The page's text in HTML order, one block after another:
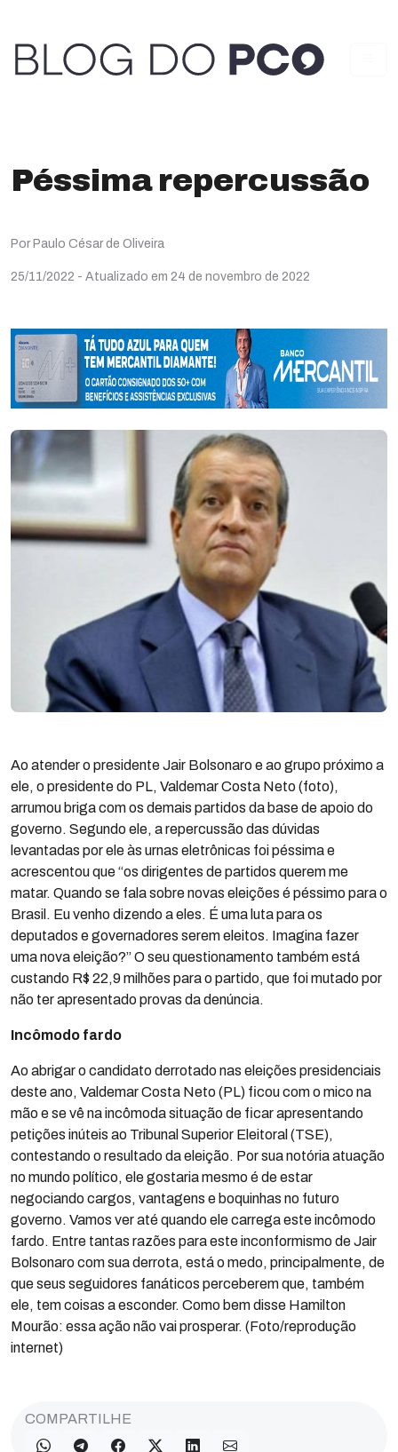
Péssima repercussão
Por Paulo César de Oliveira
25/11/2022 - Atualizado em 24 de novembro de 2022
Ao atender o presidente Jair Bolsonaro e ao grupo próximo a
ele, o presidente do PL, Valdemar Costa Neto (foto),
arrumou briga com os demais partidos da base de apoio do
governo. Segundo ele, a repercussão das dúvidas
levantadas por ele às urnas eletrônicas foi péssima e
acrescentou que “os dirigentes de partidos querem me
matar. Quando se fala sobre novas eleições é péssimo para o
Brasil. Eu venho dizendo a eles. É uma luta para os
deputados e governadores serem eleitos. Imagina fazer
uma nova eleição?” O seu questionamento também está
custando R$ 22,9 milhões para o partido, que foi mutado por
não ter apresentado provas da denúncia.
Incômodo fardo
Ao abrigar o candidato derrotado nas eleições presidenciais
deste ano, Valdemar Costa Neto (PL) ficou com o mico na
mão e se vê na incômoda situação de ficar apresentando
petições inúteis ao Tribunal Superior Eleitoral (TSE),
contestando o resultado da eleição. Por sua notória atuação
no mundo político, ele gostaria mesmo é de estar
negociando cargos, vantagens e boquinhas no futuro
governo. Vamos ver até quando ele carrega este incômodo
fardo. Entre tantas razões para este inconformismo de Jair
Bolsonaro com sua derrota, está o medo, principalmente, de
que seus seguidores fanáticos perceberem que, também
ele, tem coisas a esconder. Como bem disse Hamilton
Mourão: essa ação não vai prosperar. (Foto/reprodução
internet)
COMPARTILHE